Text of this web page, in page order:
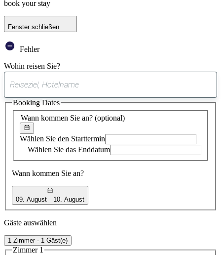
book your stay
Fenster schließen
Fehler
Wohin reisen Sie?
gefundener
Vorschlag
Wann kommen Sie an? (optional)
Wählen Sie den Starttermin
Wählen Sie das Enddatum
Wann kommen Sie an?
09. August 10. August
Booking Dates
Gäste auswählen
1 Zimmer - 1 Gäst(e)
Zimmer 1